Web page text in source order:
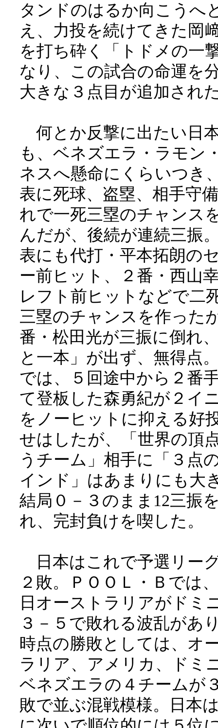
タンドのはるか向こうへ
え、力投を続けてきた岡
を打ち砕く「トドメの一
なり、この試合の命運を
大きな３点目が追加され
何とか反撃に出たい日
も、ベネズエラ・ラモン
ネスへ懸命にくらいつき
表に死球、盗塁、相手守
れで一死三塁のチャンス
んだが、後続が連続三振
表にも代打・平本拓朗の
ー前ヒット、２番・西山
レフト前ヒットなどで二
三塁のチャンスを作った
番・松田光が三振に倒れ
と一本」が出ず、無得点
では、５回途中から２番
て登板した森勇紀が２イ
をノーヒットに抑える好
せはしたが、「世界の頂
うチーム」相手に「３点
インド」はあまりにも大
結局０－３のまま12三振
れ、完封負けを喫した。
日本はこれで予選リー
２敗。ＰＯＯＬ・Ｂでは
日オーストラリアがドミ
３－５で敗れる波乱があ
時点の勝敗としては、オ
ラリア、アメリカ、ドミ
ベネズエラの４チームが
敗で並ぶ混戦模様。日本